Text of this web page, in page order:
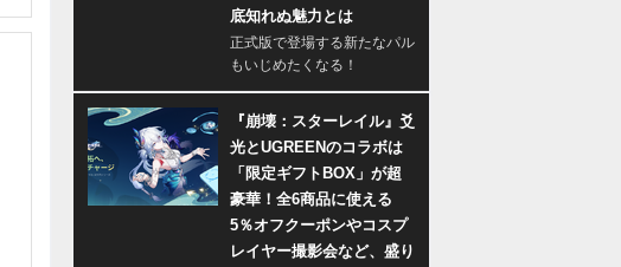
底知れぬ魅力とは
正式版で登場する新たなパル
もいじめたくなる！
『崩壊：スターレイル』爻
光とUGREENのコラボは
「限定ギフトBOX」が超
豪華！全6商品に使える
5％オフクーポンやコスプ
レイヤー撮影会など、盛り